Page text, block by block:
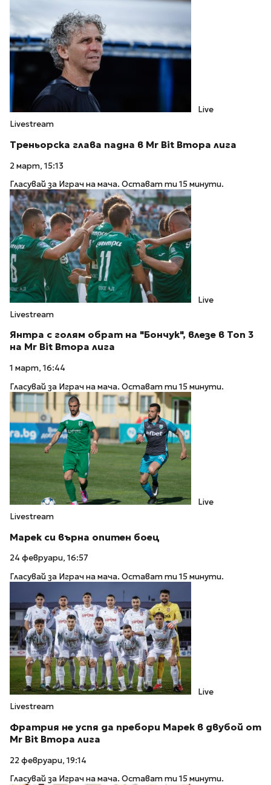
Live
Livestream
Треньорска глава падна в Mr Bit Втора лига
2 март, 15:13
Гласувай за Играч на мача. Остават ти 15 минути.
Live
Livestream
Янтра с голям обрат на "Бончук", влезе в Топ 3
на Mr Bit Втора лига
1 март, 16:44
Гласувай за Играч на мача. Остават ти 15 минути.
Live
Livestream
Марек си върна опитен боец
24 февруари, 16:57
Гласувай за Играч на мача. Остават ти 15 минути.
Live
Livestream
Фратрия не успя да пребори Марек в двубой от
Mr Bit Втора лига
22 февруари, 19:14
Гласувай за Играч на мача. Остават ти 15 минути.